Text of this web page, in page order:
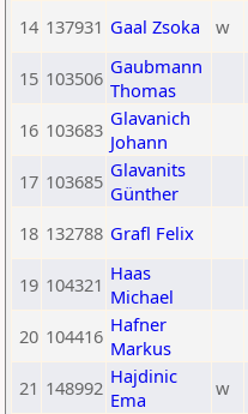
14 137931 Gaal Zsoka w
15 103506 Gaubmann
Thomas
16 103683 Glavanich
Johann
17 103685 Glavanits
Günther
18 132788 Grafl Felix
19 104321 Haas
Michael
20 104416 Hafner
Markus
21 148992 Hajdinic
Ema
w